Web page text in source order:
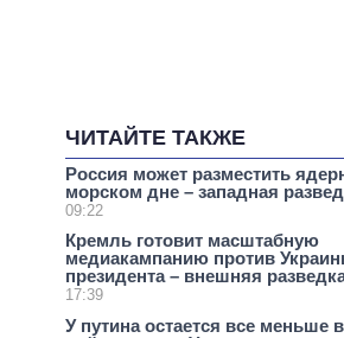
ЧИТАЙТЕ ТАКЖЕ
Россия может разместить
морском дне – западная
09:22
Кремль готовит масштабную
медиакампанию против
президента – внешняя
17:39
У путина остается все меньше